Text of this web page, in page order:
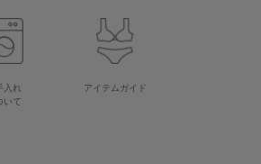
入れ
いて
アイテムガイド